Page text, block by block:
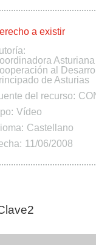
a existir
Asturiana
al
de Asturias
del recurso:
Vídeo
Castellano
11/06/2008